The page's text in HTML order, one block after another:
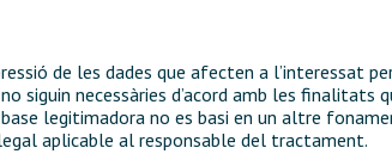
de les dades que afecten a l’interessat
siguin necessàries d’acord amb les
legitimadora no es basi en un altre
aplicable al responsable del tractament.